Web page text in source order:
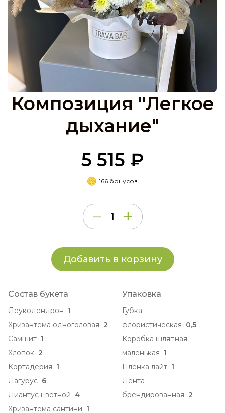
Композиция "Легкое
дыхание"
5 515 ₽
166 бонусов
Добавить в корзину
Состав букета
Леукодендрон 1
Хризантема одноголовая 2
Самшит 1
Хлопок 2
Кортадерия 1
Лагурус 6
Диантус цветной 4
Хризантема сантини 1
Упаковка
Губка
флористическая 0,5
Коробка шляпная
маленькая 1
Пленка лайт 1
Лента
брендированная 2